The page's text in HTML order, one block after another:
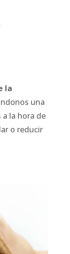
la
una
la hora de
o reducir